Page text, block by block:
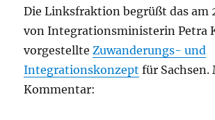
Die Linksfraktion begrüßt das am
von Integrationsministerin Petra
vorgestellte Zuwanderungs- und
Integrationskonzept für Sachsen.
Kommentar: